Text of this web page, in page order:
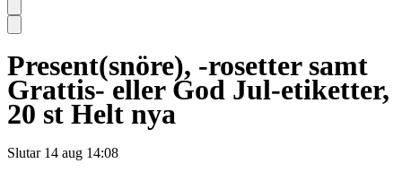
Present(snöre), -rosetter samt
Grattis- eller God Jul-etiketter,
20 st Helt nya
Slutar 14 aug 14:08